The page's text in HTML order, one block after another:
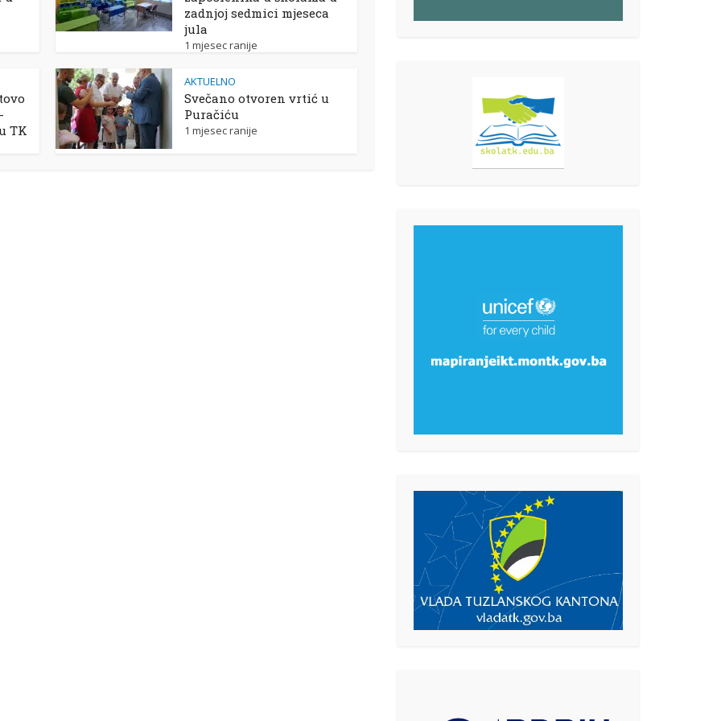
zadnjoj sedmici mjeseca
jula
1 mjesec ranije
TK
AKTUELNO
Svečano otvoren vrtić u
Puračiću
1 mjesec ranije